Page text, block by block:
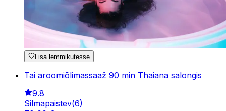
Lisa lemmikutesse
Tai aroomiõlimassaaž 90 min Thaiana salongis
9.8
Silmapaistev(6)